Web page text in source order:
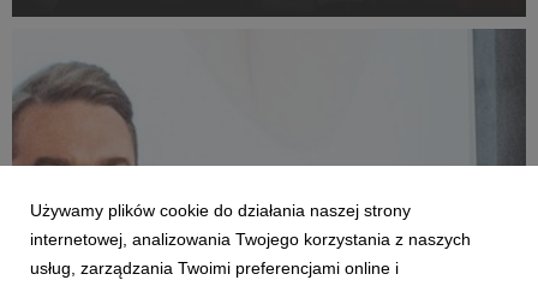
Używamy plików cookie do działania naszej strony
internetowej, analizowania Twojego korzystania z naszych
usług, zarządzania Twoimi preferencjami online i